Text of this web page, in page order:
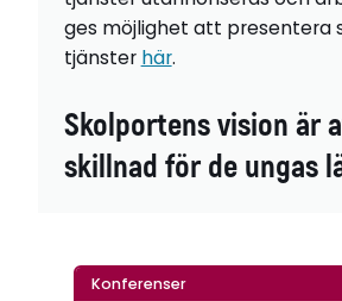
ges möjlighet att presentera
tjänster här.
Skolportens vision är
skillnad för de ungas
Konferenser